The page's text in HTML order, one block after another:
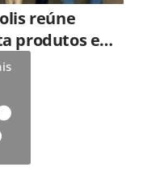
reúne
produtos e